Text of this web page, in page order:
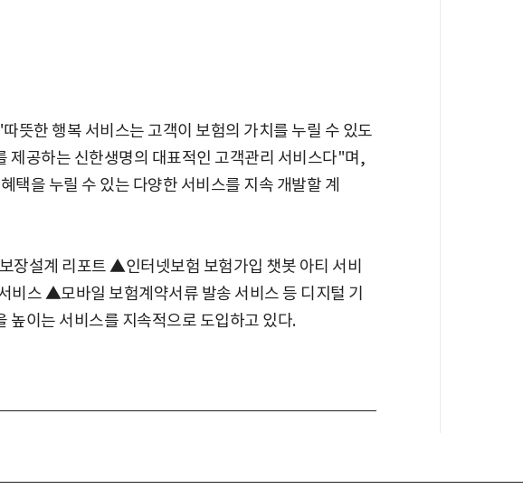
뜻한 행복 서비스는 고객이 보험의 가치를 누릴 수 있도
제공하는 신한생명의 대표적인 고객관리 서비스다"며,
택을 누릴 수 있는 다양한 서비스를 지속 개발할 계
설계 리포트 ▲인터넷보험 보험가입 챗봇 아티 서비
비스 ▲모바일 보험계약서류 발송 서비스 등 디지털 기
높이는 서비스를 지속적으로 도입하고 있다.